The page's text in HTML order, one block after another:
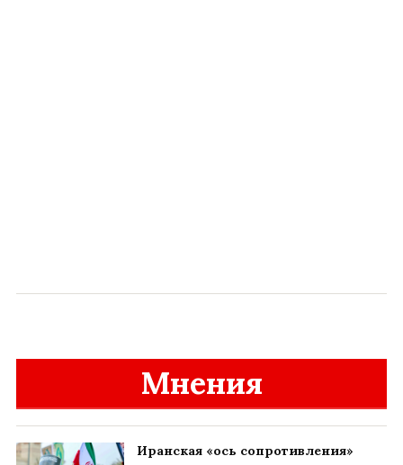
Мнения
Иранская «ось сопротивления»